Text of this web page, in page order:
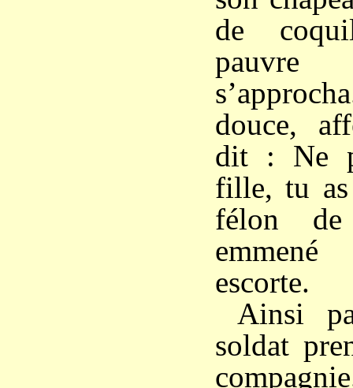
de
douce,
dit : Ne
fille, tu
félon
escorte.
Ainsi
soldat